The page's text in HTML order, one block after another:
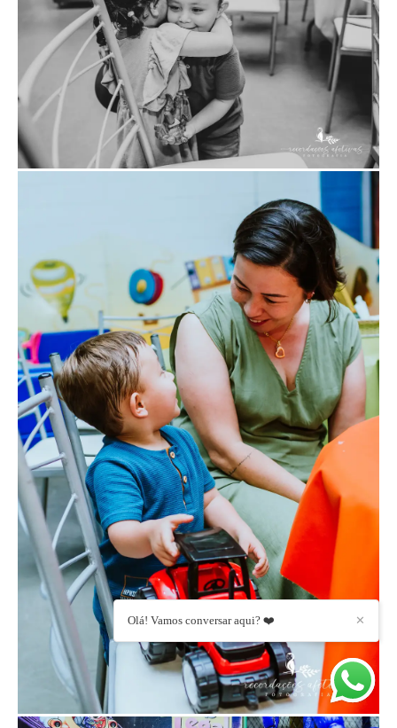
✕
Olá! Vamos conversar aqui? ❤️